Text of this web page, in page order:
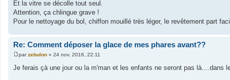
s
a
g
e
Et la vitre se décolle tout seul.
Attention, ça chlingue grave !
Pour le nettoyage du bol, chiffon mouillé très léger, le revêtement part
Re: Comment déposer la glace de mes phares avant??
M
s
parzebulon » 24 nov. 2016, 22:11
Je ferais çà une jour ou la m'man et les enfants ne seront pas là....dans